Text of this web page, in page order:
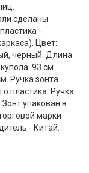
сделаны
-
Цвет:
черный. Длина
93 см.
Ручка зонта
пластика. Ручка
упакован в
марки
- Китай.